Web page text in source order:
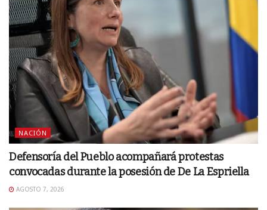
NACIÓN
Defensoría del Pueblo acompañará protestas
convocadas durante la posesión de De La Espriella
AGOSTO 7, 2026